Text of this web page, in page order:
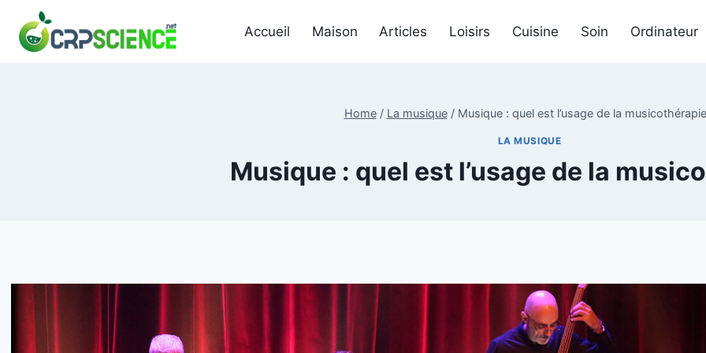
content
Accueil Maison Articles Loisirs Cuisine Soin Ordinateur
Home / La musique / Musique : quel est l’usage de la
LA MUSIQUE
Musique : quel est l’usage de la